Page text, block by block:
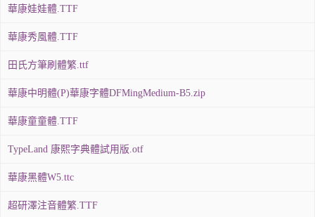
華康娃娃體.TTF
華康秀風體.TTF
田氏方筆刷體繁.ttf
華康中明體(P)華康字體DFMingMedium-B5.zip
華康童童體.TTF
TypeLand 康熙字典體試用版.otf
華康黑體W5.ttc
超研澤注音體繁.TTF